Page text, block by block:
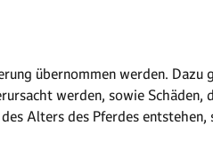
übernommen werden. Dazu
werden, sowie Schäden,
Alters des Pferdes entstehen,